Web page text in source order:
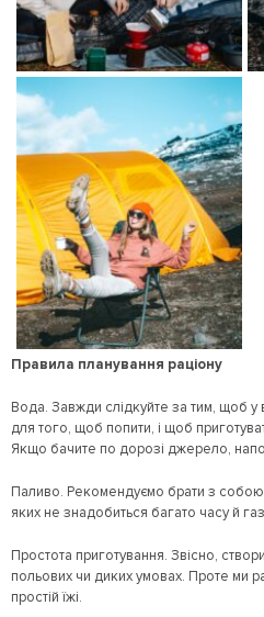
Правила планування раціону
Вода. Завжди слідкуйте за тим, щоб у
для того, щоб попити, і щоб
Якщо бачите по дорозі джерело,
Паливо. Рекомендуємо брати з собою
яких не знадобиться багато часу й
Простота приготування. Звісно,
польових чи диких умовах. Проте ми
простій їжі.